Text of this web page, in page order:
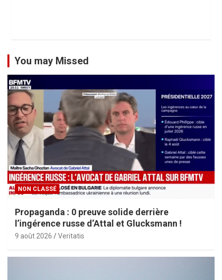
You may Missed
NON CLASSÉ
Propaganda : 0 preuve solide derrière
l’ingérence russe d’Attal et Glucksmann !
9 août 2026 Veritatis